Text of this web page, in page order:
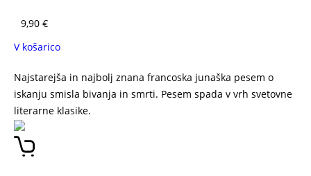
9,90 €
V košarico
Najstarejša in najbolj znana francoska junaška pesem o
iskanju smisla bivanja in smrti. Pesem spada v vrh svetovne
literarne klasike.